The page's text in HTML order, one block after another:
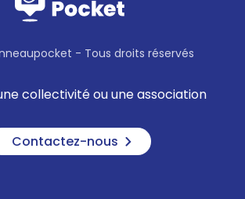
- Tous droits réservés
collectivité ou une association
Contactez-nous